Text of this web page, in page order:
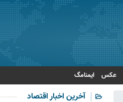
عکس ایمنامگ
آخرین اخبار اقتصاد